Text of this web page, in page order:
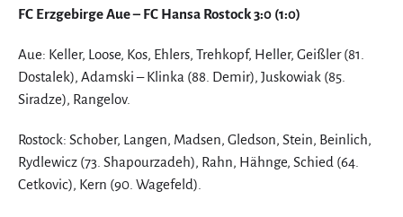
FC Erzgebirge Aue – FC Hansa Rostock 3:0 (1:0)
Aue: Keller, Loose, Kos, Ehlers, Trehkopf, Heller, Geißler (81.
Dostalek), Adamski – Klinka (88. Demir), Juskowiak (85.
Siradze), Rangelov.
Rostock: Schober, Langen, Madsen, Gledson, Stein, Beinlich,
Rydlewicz (73. Shapourzadeh), Rahn, Hähnge, Schied (64.
Cetkovic), Kern (90. Wagefeld).